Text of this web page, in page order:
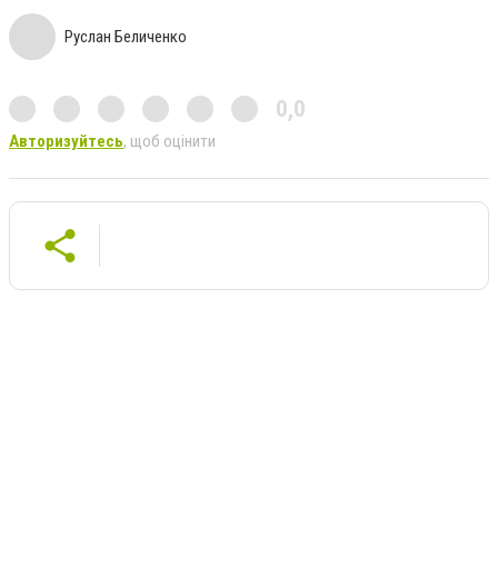
Руслан Беличенко
0,0
Авторизуйтесь, щоб оцінити